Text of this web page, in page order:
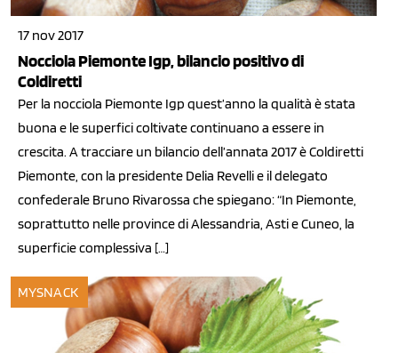
17 nov 2017
Nocciola Piemonte Igp, bilancio positivo di
Coldiretti
Per la nocciola Piemonte Igp quest’anno la qualità è stata
buona e le superfici coltivate continuano a essere in
crescita. A tracciare un bilancio dell’annata 2017 è Coldiretti
Piemonte, con la presidente Delia Revelli e il delegato
confederale Bruno Rivarossa che spiegano: “In Piemonte,
soprattutto nelle province di Alessandria, Asti e Cuneo, la
superficie complessiva […]
MYSNACK